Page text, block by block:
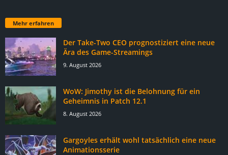
Mehr erfahren
Der Take-Two CEO prognostiziert eine neue
Ära des Game-Streamings
9. August 2026
WoW: Jimothy ist die Belohnung für ein
Geheimnis in Patch 12.1
8. August 2026
Gargoyles erhält wohl tatsächlich eine neue
Animationsserie